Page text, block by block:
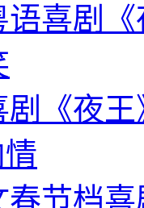
喜剧
《夜
节档